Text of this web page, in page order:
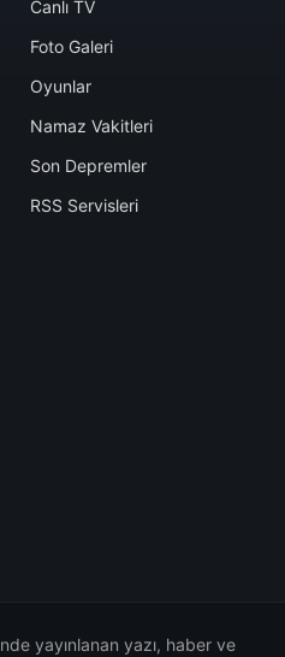
Canlı TV
Foto Galeri
Oyunlar
Namaz Vakitleri
Son Depremler
RSS Servisleri
yayınlanan yazı, haber ve